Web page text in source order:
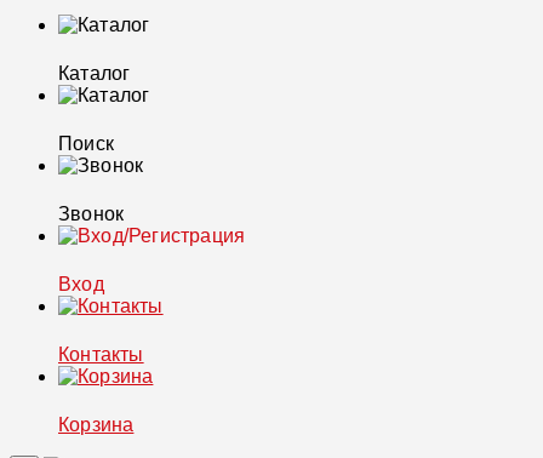
Каталог
Поиск
Звонок
Вход
Контакты
Корзина